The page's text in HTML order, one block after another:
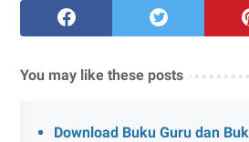
You may like these posts
Download Buku Guru dan